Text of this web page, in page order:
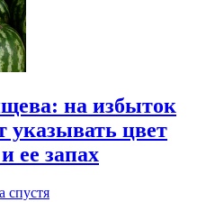
на избыток
указывать цвет
ее запах
спустя